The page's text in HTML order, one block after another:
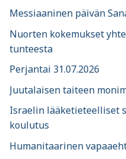
Messiaaninen päivän
Nuorten kokemukset
tunteesta
Perjantai 31.07.2026
Juutalaisen taiteen
Israelin lääketieteelliset
koulutus
Humanitaarinen